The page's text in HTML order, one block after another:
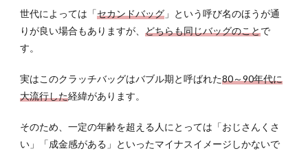
世代によっては「セカンドバッグ 」という呼び名のほうが通
りが良い場合もありますが、 どちらも同じバッグのことで
す。
実はこのクラッチバッグはバブル期と呼ばれた80～90年代に
大流行した経緯があります。
そのため、一定の年齢を超える人にとっては「おじさんくさ
い」「成金感がある」といったマイナスイメージしかないで